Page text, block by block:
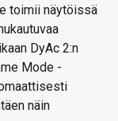
toimii näytöissä
DyAc 2:n
Mode -
näin